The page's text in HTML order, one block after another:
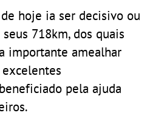
hoje ia ser decisivo ou
718km, dos quais
importante amealhar
pela ajuda